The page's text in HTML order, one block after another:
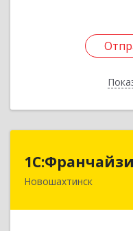
Новошахтинск
346901,